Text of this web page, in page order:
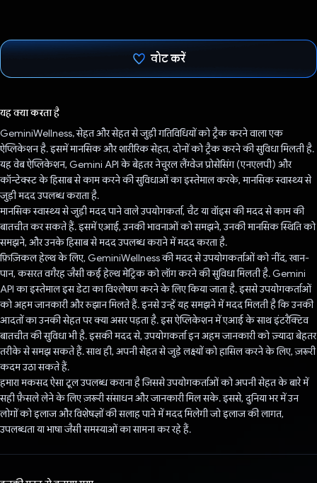
वोट करें
यह क्या करता है
GeminiWellness, सेहत और सेहत से जुड़ी गतिविधियों को ट्रैक करने वाला एक
ऐप्लिकेशन है. इसमें मानसिक और शारीरिक सेहत, दोनों को ट्रैक करने की सुविधा मिलती है.
यह वेब ऐप्लिकेशन, Gemini API के बेहतर नेचुरल लैंग्वेज प्रोसेसिंग (एनएलपी) और
कॉन्टेक्स्ट के हिसाब से काम करने की सुविधाओं का इस्तेमाल करके, मानसिक स्वास्थ्य से
जुड़ी मदद उपलब्ध कराता है.
मानसिक स्वास्थ्य से जुड़ी मदद पाने वाले उपयोगकर्ता, चैट या वॉइस की मदद से काम की
बातचीत कर सकते हैं. इसमें एआई, उनकी भावनाओं को समझने, उनकी मानसिक स्थिति को
समझने, और उनके हिसाब से मदद उपलब्ध कराने में मदद करता है.
फ़िज़िकल हेल्थ के लिए, GeminiWellness की मदद से उपयोगकर्ताओं को नींद, खान-
पान, कसरत वगैरह जैसी कई हेल्थ मेट्रिक को लॉग करने की सुविधा मिलती है. Gemini
API का इस्तेमाल इस डेटा का विश्लेषण करने के लिए किया जाता है. इससे उपयोगकर्ताओं
को अहम जानकारी और रुझान मिलते हैं. इनसे उन्हें यह समझने में मदद मिलती है कि उनकी
आदतों का उनकी सेहत पर क्या असर पड़ता है. इस ऐप्लिकेशन में एआई के साथ इंटरैक्टिव
बातचीत की सुविधा भी है. इसकी मदद से, उपयोगकर्ता इन अहम जानकारी को ज़्यादा बेहतर
तरीके से समझ सकते हैं. साथ ही, अपनी सेहत से जुड़े लक्ष्यों को हासिल करने के लिए, ज़रूरी
कदम उठा सकते हैं.
हमारा मकसद ऐसा टूल उपलब्ध कराना है जिससे उपयोगकर्ताओं को अपनी सेहत के बारे में
सही फ़ैसले लेने के लिए ज़रूरी संसाधन और जानकारी मिल सके. इससे, दुनिया भर में उन
लोगों को इलाज और विशेषज्ञों की सलाह पाने में मदद मिलेगी जो इलाज की लागत,
उपलब्धता या भाषा जैसी समस्याओं का सामना कर रहे हैं.